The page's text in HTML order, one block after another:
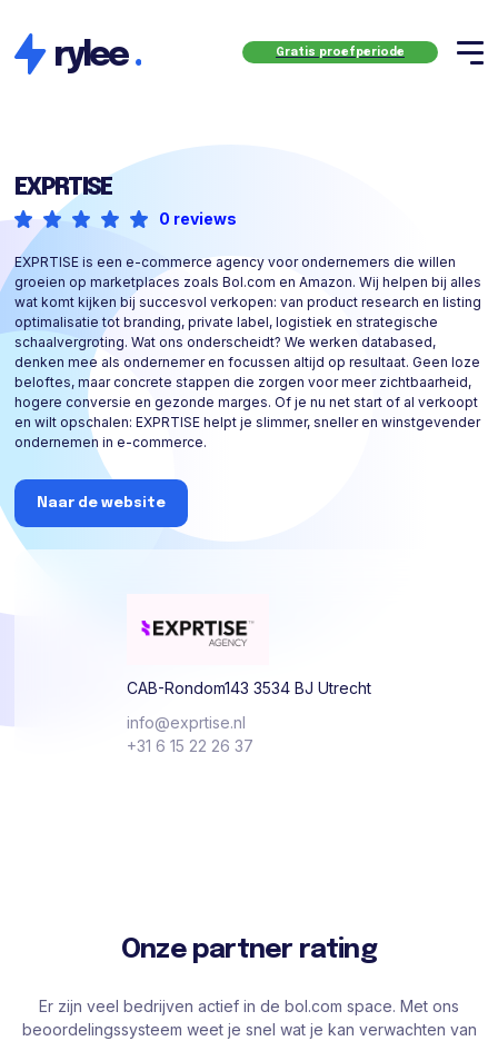
rylee. Gratis proefperiode
EXPRTISE
0 reviews
EXPRTISE is een e-commerce agency voor ondernemers die willen
groeien op marketplaces zoals Bol.com en Amazon. Wij helpen bij alles
wat komt kijken bij succesvol verkopen: van product research en listing
optimalisatie tot branding, private label, logistiek en strategische
schaalvergroting. Wat ons onderscheidt? We werken databased,
denken mee als ondernemer en focussen altijd op resultaat. Geen loze
beloftes, maar concrete stappen die zorgen voor meer zichtbaarheid,
hogere conversie en gezonde marges. Of je nu net start of al verkoopt
en wilt opschalen: EXPRTISE helpt je slimmer, sneller en winstgevender
ondernemen in e-commerce.
Naar de website
CAB-Rondom143 3534 BJ Utrecht
info@exprtise.nl
+31 6 15 22 26 37
Onze partner rating
Er zijn veel bedrijven actief in de bol.com space. Met ons
beoordelingssysteem weet je snel wat je kan verwachten van